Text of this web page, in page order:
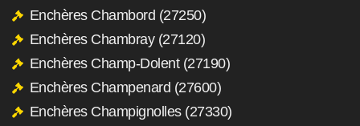
Enchères Chambord (27250)
Enchères Chambray (27120)
Enchères Champ-Dolent (27190)
Enchères Champenard (27600)
Enchères Champignolles (27330)